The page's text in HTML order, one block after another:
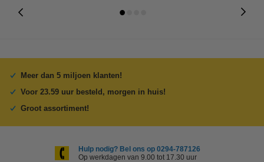
Meer dan 5 miljoen klanten!
Voor 23.59 uur besteld, morgen in huis!
Groot assortiment!
Hulp nodig? Bel ons op 0294-787126
Op werkdagen van 9.00 tot 17.30 uur